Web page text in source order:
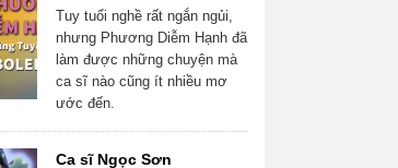
Tuy tuổi nghề rất ngắn ngủi,
nhưng Phương Diễm Hạnh đã
làm được những chuyện mà
ca sĩ nào cũng ít nhiều mơ
ước đến.
Ca sĩ Ngọc Sơn